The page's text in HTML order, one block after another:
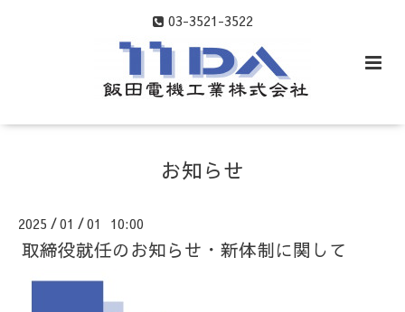
03-3521-3522
お知らせ
2025 /01 /01 10:00
取締役就任のお知らせ・新体制に関して